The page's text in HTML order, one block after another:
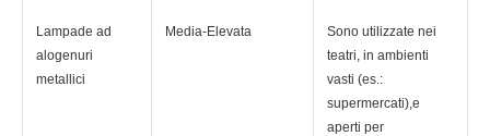
Lampade ad
alogenuri
metallici
Media-Elevata
Sono utilizzate nei
teatri, in ambienti
vasti (es.:
supermercati),e
aperti per